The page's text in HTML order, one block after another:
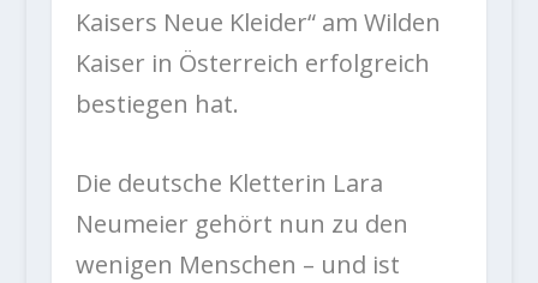
Kaisers Neue Kleider“ am Wilden
Kaiser in Österreich erfolgreich
bestiegen hat.
Die deutsche Kletterin Lara
Neumeier gehört nun zu den
wenigen Menschen – und ist